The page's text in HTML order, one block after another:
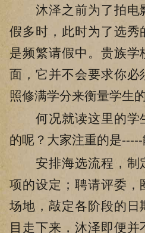
沐泽之前为了拍电
假多时，此时为了选秀
是频繁请假中。贵族学
面，它并不会要求你必
照修满学分来衡量学生的
何况就读这里的学
的呢？大家注重的是-----
安排海选流程，制
项的设定；聘请评委，
场地，敲定各阶段的日
目走下来，沐泽即便